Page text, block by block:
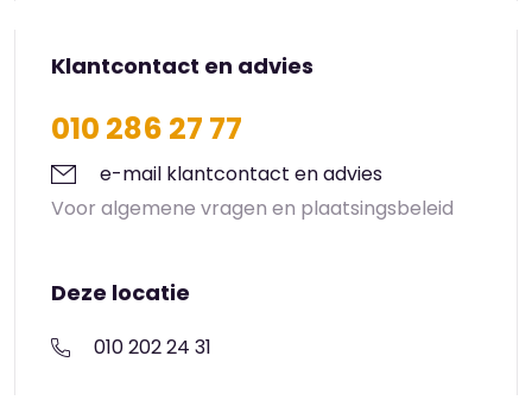
Klantcontact en advies
010 286 27 77
e-mail klantcontact en advies
Voor algemene vragen en plaatsingsbeleid
Deze locatie
010 202 24 31